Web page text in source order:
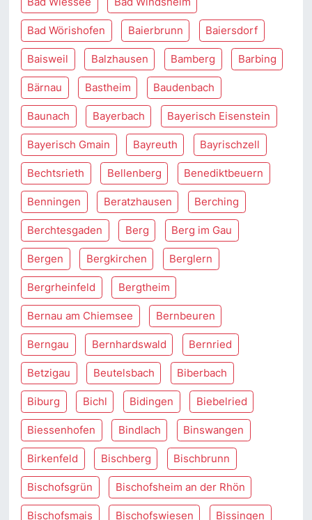
Bad Wörishofen Baierbrunn Baiersdorf
Baisweil Balzhausen Bamberg Barbing
Bärnau Bastheim Baudenbach
Baunach Bayerbach Bayerisch Eisenstein
Bayerisch Gmain Bayreuth Bayrischzell
Bechtsrieth Bellenberg Benediktbeuern
Benningen Beratzhausen Berching
Berchtesgaden Berg Berg im Gau
Bergen Bergkirchen Berglern
Bergrheinfeld Bergtheim
Bernau am Chiemsee Bernbeuren
Berngau Bernhardswald Bernried
Betzigau Beutelsbach Biberbach
Biburg Bichl Bidingen Biebelried
Biessenhofen Bindlach Binswangen
Birkenfeld Bischberg Bischbrunn
Bischofsgrün Bischofsheim an der Rhön
Bischofsmais Bischofswiesen Bissingen